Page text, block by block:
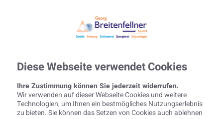
Diese Webseite verwendet Cookies
Ihre Zustimmung können Sie jederzeit widerrufen.
Wir verwenden auf dieser Webseite Cookies und weitere
Technologien, um Ihnen ein bestmögliches Nutzungserlebnis
zu bieten. Sie können das Setzen von Cookies auch ablehnen